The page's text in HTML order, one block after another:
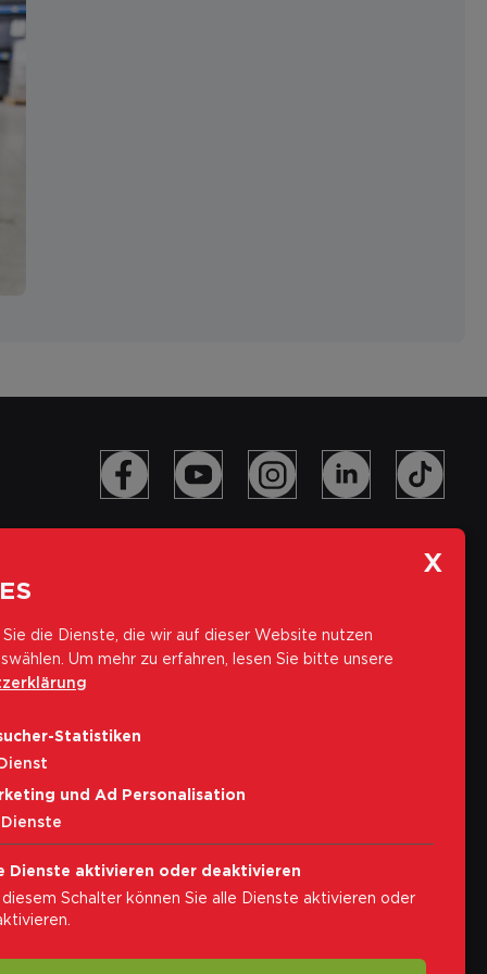
E-Mail-Adresse
Ich akzeptiere diePrivacybestimmungen
die Dienste, die wir auf dieser Website nutzen
Um mehr zu erfahren, lesen Sie bitte unsere
Statistiken
und Ad Personalisation
Dienste
Dienste aktivieren oder deaktivieren
Schalter können Sie alle Dienste aktivieren oder